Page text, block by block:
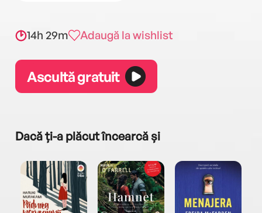
14h 29m Adaugă la wishlist
Ascultă gratuit
Dacă ți-a plăcut încearcă și